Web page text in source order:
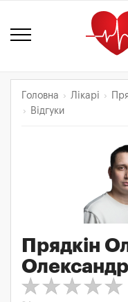
Головна Лікарі
Відгуки
Прядкін